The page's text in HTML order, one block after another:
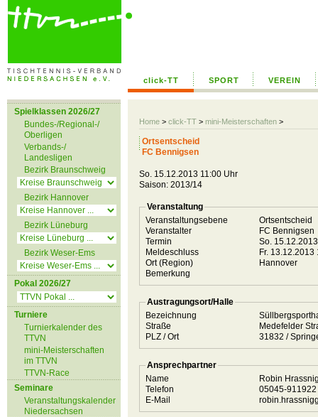
click-TT SPORT VEREIN
Home > click-TT > mini-Meisterschaften >
Spielklassen 2026/27
Bundes-/Regional-/
Oberligen
Verbands-/
Landesligen
Bezirk Braunschweig
Bezirk Hannover
Bezirk Lüneburg
Bezirk Weser-Ems
Pokal 2026/27
Turniere
Turnierkalender des
TTVN
mini-Meisterschaften
im TTVN
TTVN-Race
Seminare
Veranstaltungskalender
Niedersachsen
Ortsentscheid
FC Bennigsen
So. 15.12.2013 11:00 Uhr
Saison: 2013/14
Veranstaltung
Veranstaltungsebene
Ortsentscheid
Veranstalter
FC Bennigsen
Termin
So.
Meldeschluss
Fr.
Ort (Region)
Hannover
Bemerkung
Austragungsort/Halle
Bezeichnung
Straße
Medefelder
PLZ / Ort
31832 /
Ansprechpartner
Name
Robin
Telefon
05045-911922
E-Mail